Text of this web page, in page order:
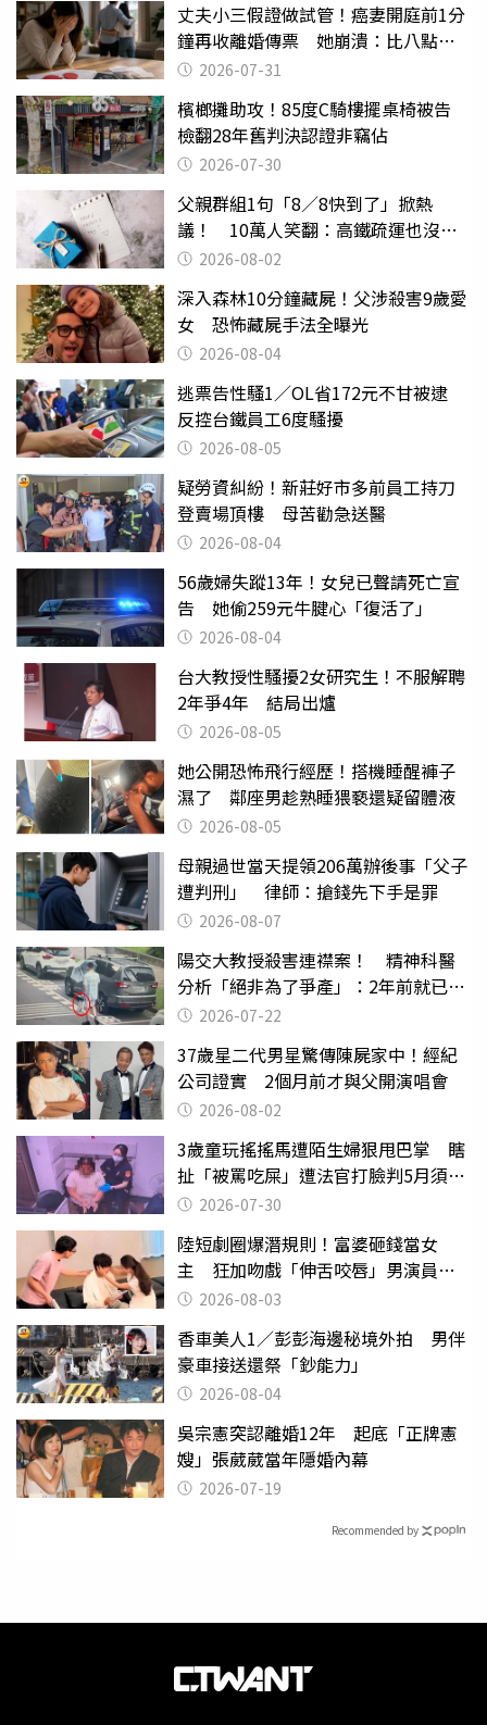
丈夫小三假證做試管！癌妻開庭前1分
鐘再收離婚傳票 她崩潰：比八點檔
還扯2026-07-31
檳榔攤助攻！85度C騎樓擺桌椅被告
檢翻28年舊判決認證非竊佔
2026-07-30
父親群組1句「8／8快到了」掀熱
議！ 10萬人笑翻：高鐵疏運也沒列
父親節
2026-08-02
深入森林10分鐘藏屍！父涉殺害9歲愛
女 恐怖藏屍手法全曝光
2026-08-04
逃票告性騷1／OL省172元不甘被逮
反控台鐵員工6度騷擾
2026-08-05
疑勞資糾紛！新莊好市多前員工持刀
登賣場頂樓 母苦勸急送醫
2026-08-04
56歲婦失蹤13年！女兒已聲請死亡宣
告 她偷259元牛腱心「復活了」
2026-08-04
台大教授性騷擾2女研究生！不服解聘
2年爭4年 結局出爐
2026-08-05
她公開恐怖飛行經歷！搭機睡醒褲子
濕了 鄰座男趁熟睡猥褻還疑留體液
2026-08-05
母親過世當天提領206萬辦後事「父子
遭判刑」 律師：搶錢先下手是罪
2026-08-07
陽交大教授殺害連襟案！ 精神科醫
分析「絕非為了爭產」：2年前就已言
行詭異
2026-07-22
37歲星二代男星驚傳陳屍家中！經紀
公司證實 2個月前才與父開演唱會
2026-08-02
3歲童玩搖搖馬遭陌生婦狠甩巴掌 瞎
扯「被罵吃屎」遭法官打臉判5月須入
監 2026-07-30
陸短劇圈爆潛規則！富婆砸錢當女
主 狂加吻戲「伸舌咬唇」男演員崩
潰 2026-08-03
香車美人1／彭彭海邊秘境外拍 男伴
豪車接送還祭「鈔能力」
2026-08-04
吳宗憲突認離婚12年 起底「正牌憲
嫂」張葳葳當年隱婚內幕
2026-07-19
Recommended by